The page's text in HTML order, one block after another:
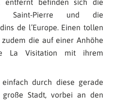
entfernt befinden sich die
Saint-Pierre und die
de l’Europe. Einen tollen
die auf einer Anhöhe
La Visitation mit ihrem
durch diese gerade
Stadt, vorbei an den